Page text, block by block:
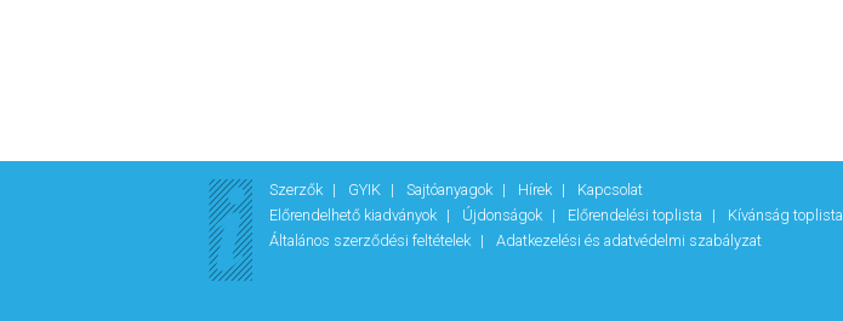
Szerzők GYIK Sajtóanyagok Hírek
Kapcsolat
Előrendelhető kiadványok
Újdonságok Előrendelési toplista Kívánság toplista
Általános szerződési feltételek
Adatkezelési és adatvédelmi szabályzat